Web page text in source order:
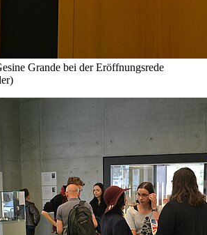
Grande bei der Eröffnungsrede